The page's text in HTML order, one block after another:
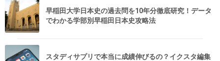
早稲田大学日本史の過去問を10年分徹底研究！データ
でわかる学部別早稲田日本史攻略法
スタディサプリで本当に成績伸びるの？イクスタ編集